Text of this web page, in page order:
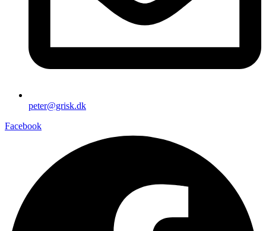
peter@grisk.dk
Facebook